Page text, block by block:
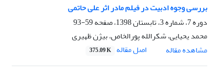
بررسی وجوه ادبیت در فیلم مادر اثر علی حاتمی
دوره 7، شماره 3، تابستان 1398، صفحه
59-93
محمد یحیایی، شکرالله پورالخاص، بیژن ظهیری
مشاهده مقاله
اصل مقاله 375.09 K